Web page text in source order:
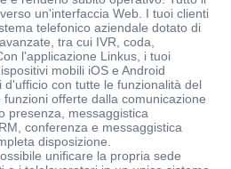
un'interfaccia Web. I tuoi clienti
telefonico aziendale dotato di
tra cui IVR, coda,
l'applicazione Linkus, i tuoi
mobili iOS e Android
con tutte le funzionalità del
offerte dalla comunicazione
presenza, messaggistica
conferenza e messaggistica
disposizione.
unificare la propria sede